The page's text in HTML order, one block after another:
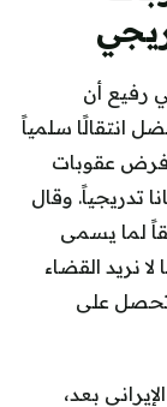
رفيع أن
انتقالًا سلمياً
فرض عقوبات
تدريجياً. وقال
لما يسمى
نريد القضاء
تحصل على
بعد،